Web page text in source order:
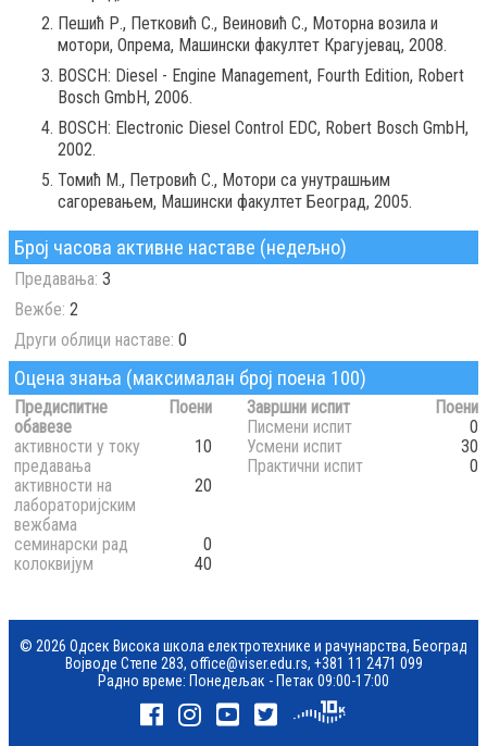
Пешић Р., Петковић С., Веиновић С., Моторна возила и
мотори, Опрема, Машински факултет Крагујевац, 2008.
BOSCH: Diesel - Engine Management, Fourth Edition, Robert
Bosch GmbH, 2006.
BOSCH: Electronic Diesel Control EDC, Robert Bosch GmbH,
2002.
Томић М., Петровић С., Mотори са унутрашњим
сагоревањем, Машински факултет Београд, 2005.
Број часова активне наставе (недељно)
Предавања: 3
Вежбе: 2
Други облици наставе: 0
Оцена знања (максималан број поена 100)
Предиспитне
обавезе
Поени
активности у току
предавања
10
активности на
лабораторијским
вежбама
20
семинарски рад
0
колоквијум
40
Завршни испит
Поени
Писмени испит
0
Усмени испит
30
Практични испит
0
© 2026 Одсек Висока школа електротехнике и рачунарства, Београд
Војводе Степе 283, office@viser.edu.rs, +381 11 2471 099
Радно време: Понедељак - Петак 09:00-17:00